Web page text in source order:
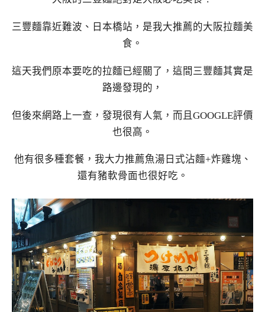
三豐麵靠近難波、日本橋站，是我大推薦的大阪拉麵美
食。
這天我們原本要吃的拉麵已經關了，這間三豐麵其實是
路邊發現的，
但後來網路上一查，發現很有人氣，而且GOOGLE評價
也很高。
他有很多種套餐，我大力推薦魚湯日式沾麵+炸雞塊、
還有豬軟骨面也很好吃。